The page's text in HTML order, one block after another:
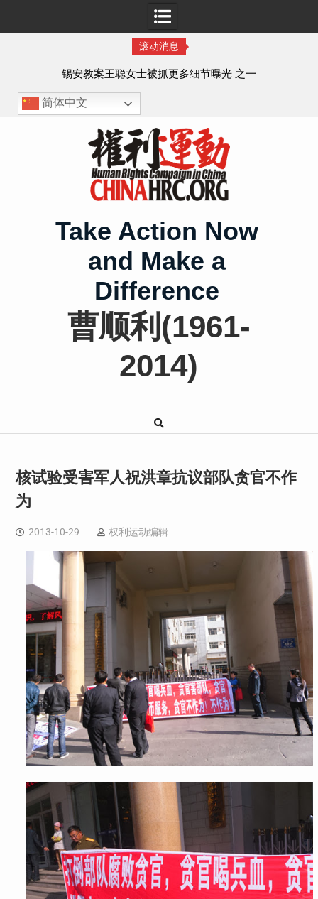
滚动消息
锡安教案王聪女士被抓更多细节曝光 之一
简体中文
Take Action Now
and Make a
Difference
曹顺利(1961-
2014)
核试验受害军人祝洪章抗议部队贪官不作
为
2013-10-29 权利运动编辑